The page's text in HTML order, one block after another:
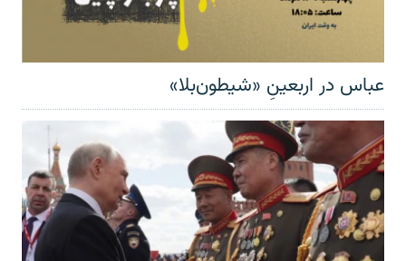
عباس در اربعینِ «شیطون‌بلا»